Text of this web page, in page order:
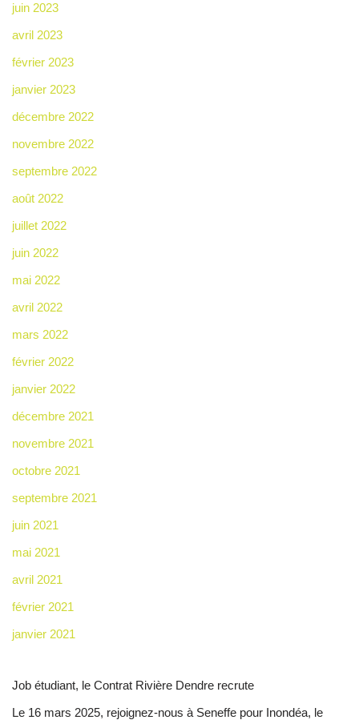
juin 2023
avril 2023
février 2023
janvier 2023
décembre 2022
novembre 2022
septembre 2022
août 2022
juillet 2022
juin 2022
mai 2022
avril 2022
mars 2022
février 2022
janvier 2022
décembre 2021
novembre 2021
octobre 2021
septembre 2021
juin 2021
mai 2021
avril 2021
février 2021
janvier 2021
Job étudiant, le Contrat Rivière Dendre recrute
Le 16 mars 2025, rejoignez-nous à Seneffe pour Inondéa, le